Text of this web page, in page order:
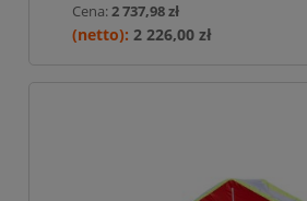
Cena:2 737,98 zł
2 226,00 zł